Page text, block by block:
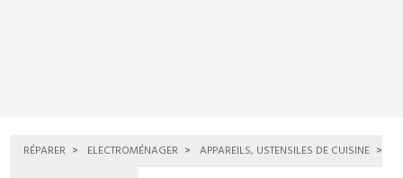
RÉPARER ELECTROMÉNAGER
APPAREILS, USTENSILES DE CUISINE